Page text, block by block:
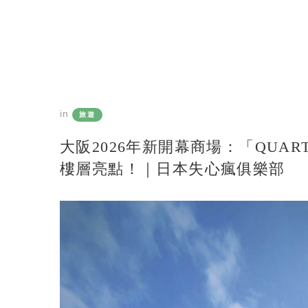
in 旅遊
大阪2026年新開幕商場：「
樓層亮點！｜日本失心瘋俱樂部